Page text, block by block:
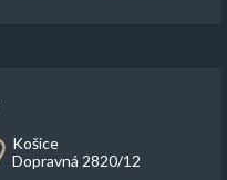
Košice
Dopravná 2820/12